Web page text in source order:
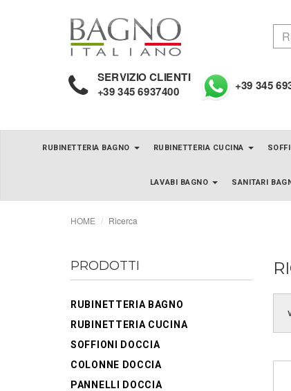
SERVIZIO CLIENTI
+39 345 6937400 +39 345
RUBINETTERIA BAGNO RUBINETTERIA CUCINA
LAVABI BAGNO SANITARI
HOME Ricerca
PRODOTTI
RUBINETTERIA BAGNO
RUBINETTERIA CUCINA
SOFFIONI DOCCIA
COLONNE DOCCIA
PANNELLI DOCCIA